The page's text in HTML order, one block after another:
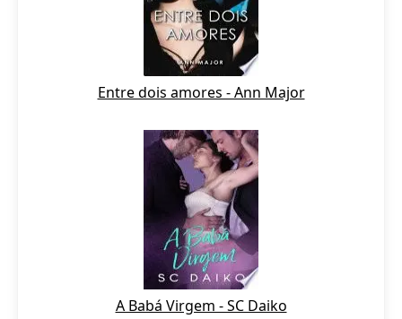
Entre dois amores - Ann Major
A Babá Virgem - SC Daiko